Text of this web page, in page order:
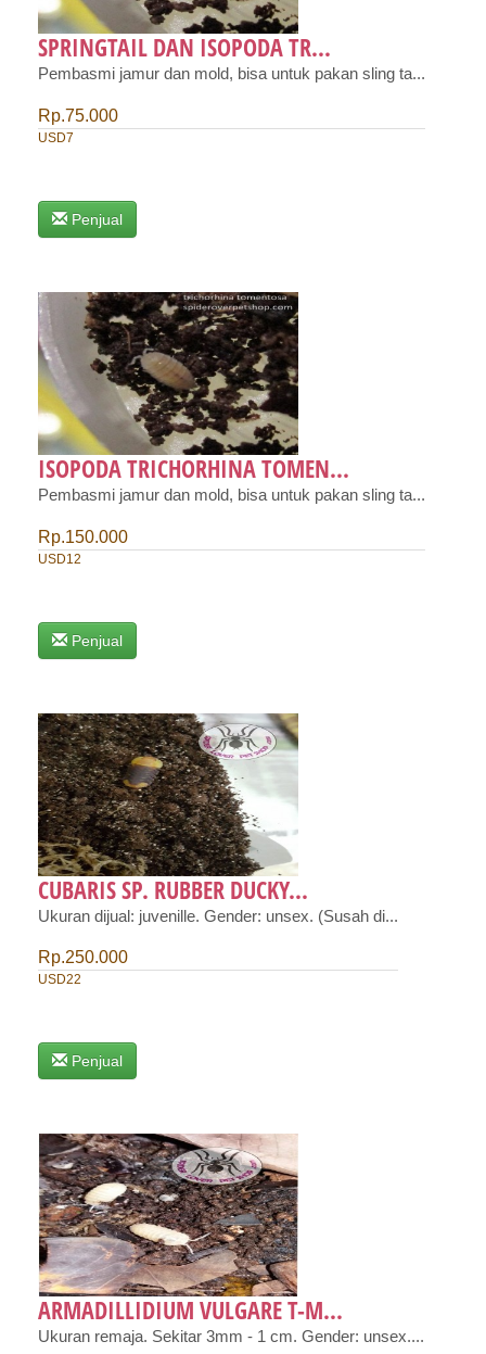
SPRINGTAIL DAN ISOPODA TR...
Pembasmi jamur dan mold, bisa untuk pakan sling ta...
Rp.75.000
USD7
Penjual
ISOPODA TRICHORHINA TOMEN...
Pembasmi jamur dan mold, bisa untuk pakan sling ta...
Rp.150.000
USD12
Penjual
CUBARIS SP. RUBBER DUCKY...
Ukuran dijual: juvenille. Gender: unsex. (Susah di...
Rp.250.000
USD22
Penjual
ARMADILLIDIUM VULGARE T-M...
Ukuran remaja. Sekitar 3mm - 1 cm. Gender: unsex....